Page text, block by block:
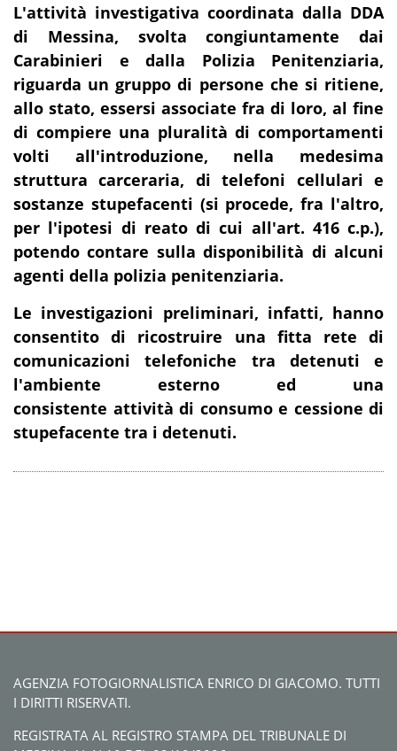
L'attività investigativa coordinata dalla DDA
di Messina, svolta congiuntamente dai
Carabinieri e dalla Polizia Penitenziaria,
riguarda un gruppo di persone che si ritiene,
allo stato, essersi associate fra di loro, al fine
di compiere una pluralità di comportamenti
volti all'introduzione, nella medesima
struttura carceraria, di telefoni cellulari e
sostanze stupefacenti (si procede, fra l'altro,
per l'ipotesi di reato di cui all'art. 416 c.p.),
potendo contare sulla disponibilità di alcuni
agenti della polizia penitenziaria.
Le investigazioni preliminari, infatti, hanno
consentito di ricostruire una fitta rete di
comunicazioni telefoniche tra detenuti e
l'ambiente esterno ed una
consistente attività di consumo e cessione di
stupefacente tra i detenuti.
AGENZIA FOTOGIORNALISTICA ENRICO DI GIACOMO. TUTTI
I DIRITTI RISERVATI.
REGISTRATA AL REGISTRO STAMPA DEL TRIBUNALE DI